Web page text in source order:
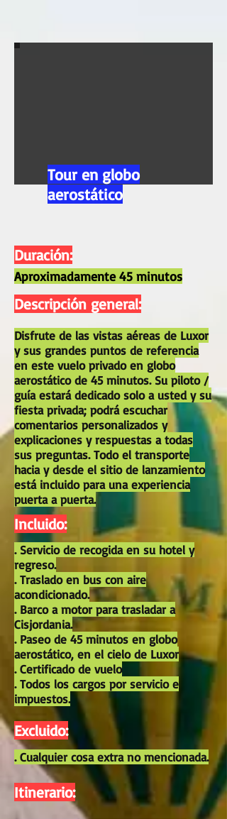
Tour en globo
aerostático
Duración:
Aproximadamente 45 minutos
Descripción general:
Disfrute de las vistas aéreas de Luxor
y sus grandes puntos de referencia
en este vuelo privado en globo
aerostático de 45 minutos. Su piloto /
guía estará dedicado solo a usted y su
fiesta privada; podrá escuchar
comentarios personalizados y
explicaciones y respuestas a todas
sus preguntas. Todo el transporte
hacia y desde el sitio de lanzamiento
está incluido para una experiencia
puerta a puerta.
Incluido:
. Servicio de recogida en su hotel y
regreso.
. Traslado en bus con aire
acondicionado.
. Barco a motor para trasladar a
Cisjordania.
. Paseo de 45 minutos en globo
aerostático, en el cielo de Luxor
. Certificado de vuelo
. Todos los cargos por servicio e
impuestos.
Excluido:
. Cualquier cosa extra no mencionada.
Itinerario: